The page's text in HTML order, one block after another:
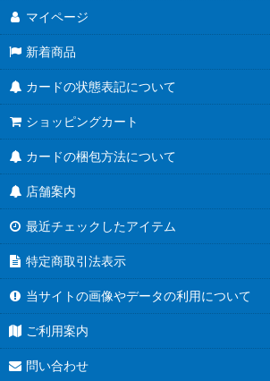
マイページ
新着商品
カードの状態表記について
ショッピングカート
カードの梱包方法について
店舗案内
最近チェックしたアイテム
特定商取引法表示
当サイトの画像やデータの利用について
ご利用案内
問い合わせ